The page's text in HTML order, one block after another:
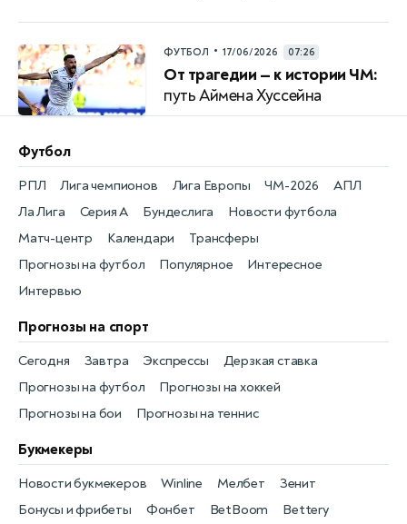
ФУТБОЛ • 17/06/2026 07:26
От трагедии — к истории ЧМ:
путь Аймена Хуссейна
Футбол
Новости футбола
РПЛ
Матч-центр
Лига чемпионов
Календари
Лига Европы
Трансферы
ЧМ-2026
Прогнозы на футбол
АПЛ
Популярное
Ла Лига
Интересное
Серия А
Интервью
Бундеслига
Прогнозы на спорт
Прогнозы на футбол
Сегодня
Прогнозы на хоккей
Завтра
Прогнозы на бои
Экспрессы
Прогнозы на теннис
Дерзкая ставка
Букмекеры
Бонусы и фрибеты
Новости букмекеров
Фонбет
Winline
BetBoom
Мелбет
Bettery
Зенит